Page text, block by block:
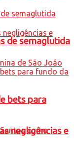
negligências e
de semaglutida
bets para